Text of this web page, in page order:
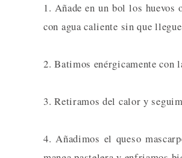
1. Añade en un bol los
con agua caliente sin que
2. Batimos enérgicamente con
3. Retiramos del calor y
4. Añadimos el queso